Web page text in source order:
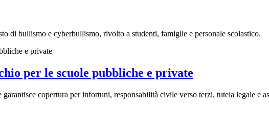
di bullismo e cyberbullismo, rivolto a studenti, famiglie e personale scolastico.
per le scuole pubbliche e private
copertura per infortuni, responsabilità civile verso terzi, tutela legale e